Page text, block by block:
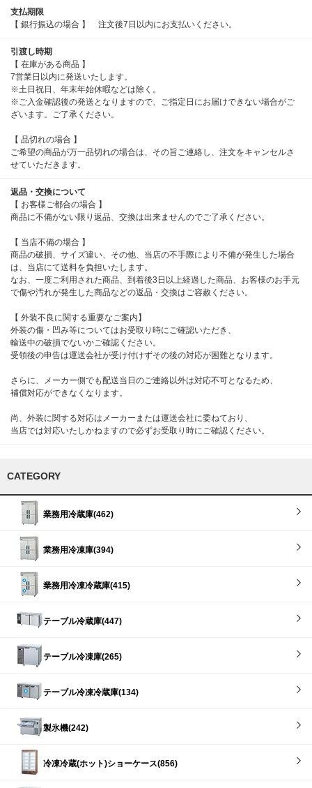
支払期限
【 銀行振込の場合 】 注文後7日以内にお支払いください。
引渡し時期
【 在庫がある商品 】
7営業日以内に発送いたします。
※土日祝日、年末年始休暇などは除く。
※ご入金確認後の発送となりますので、ご指定日にお届けできない場合がご
ざいます。ご了承ください。
【 品切れの場合 】
ご希望の商品が万一品切れの場合は、その旨ご連絡し、注文をキャンセルさ
せていただきます。
返品・交換について
【 お客様ご都合の場合 】
商品に不備がない限り返品、交換は出来ませんのでご了承ください。
【 当店不備の場合 】
商品の破損、サイズ違い、その他、当店の不手際により不備が発生した場合
は、当店にて送料を負担いたします。
なお、一度ご利用された商品、到着後3日以上経過した商品、お客様のお手元
で傷や汚れが発生した商品などの返品・交換はご容赦ください。
【 外装不良に関する重要なご案内】
外装の傷・凹み等についてはお受取り時にご確認いただき、
輸送中の破損でないかご確認ください。
受領後の申告は運送会社が受け付けずその後の対応が困難となります。
さらに、メーカー側でも配送当日のご連絡以外は対応不可となるため、
補償対応ができなくなります。
尚、外装に関する対応はメーカーまたは運送会社に委ねており、
当店では対応いたしかねますので必ずお受取り時にご確認ください。
CATEGORY
業務用冷蔵庫(462)
業務用冷凍庫(394)
業務用冷凍冷蔵庫(415)
テーブル冷蔵庫(447)
テーブル冷凍庫(265)
テーブル冷凍冷蔵庫(134)
製氷機(242)
冷凍冷蔵(ホット)ショーケース(856)